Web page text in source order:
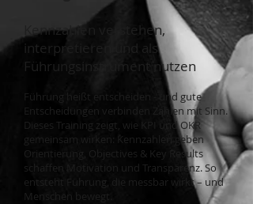
Kennzahlen verstehen,
interpretieren und als
Führungsinstrument nutzen
Führung heißt entscheiden - und gute
Entscheidungen verbinden Zahlen mit Sinn.
Dieses Training zeigt, wie KPI und OKR
gemeinsam wirken: Kennzahlen geben
Orientierung, Objectives & Key Results
schaffen Motivation und Transparenz. So
entsteht Führung, die messbar wirkt – und
Menschen bewegt.